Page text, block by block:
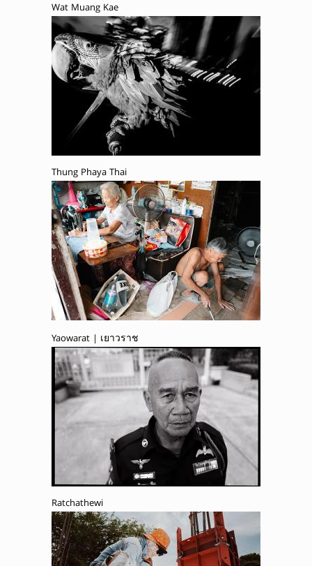
Wat Muang Kae
Thung Phaya Thai
Yaowarat | เยาวราช
Ratchathewi